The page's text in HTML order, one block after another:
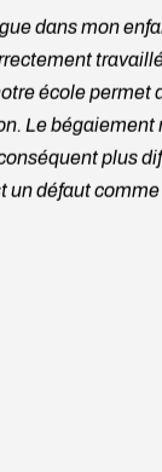
dans mon
école permet
Le bégaiement
plus
un défaut